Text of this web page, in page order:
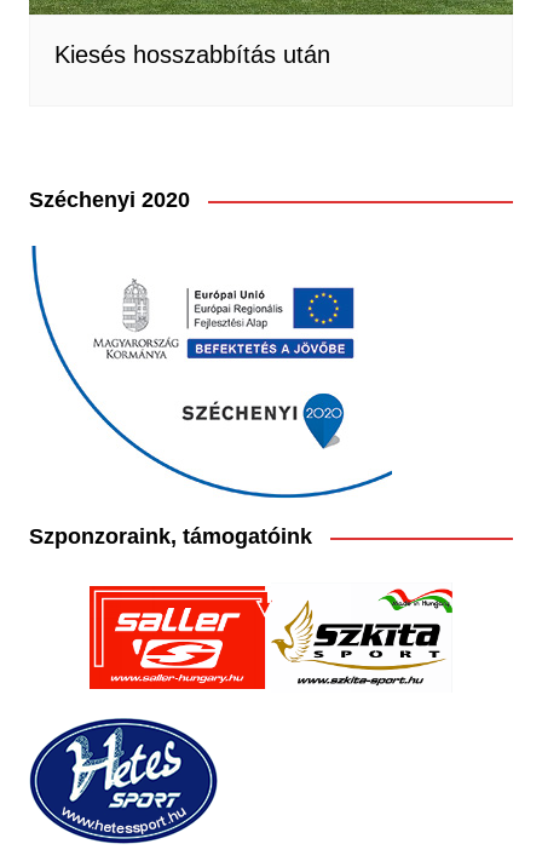
Kiesés hosszabbítás után
Széchenyi 2020
Szponzoraink, támogatóink